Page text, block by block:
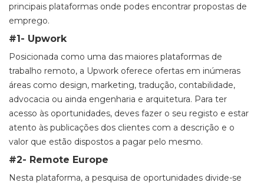
principais plataformas onde podes encontrar propostas de
emprego.
#1- Upwork
Posicionada como uma das maiores plataformas de
trabalho remoto, a Upwork oferece ofertas em inúmeras
áreas como design, marketing, tradução, contabilidade,
advocacia ou ainda engenharia e arquitetura. Para ter
acesso às oportunidades, deves fazer o seu registo e estar
atento às publicações dos clientes com a descrição e o
valor que estão dispostos a pagar pelo mesmo.
#2- Remote Europe
Nesta plataforma, a pesquisa de oportunidades divide-se